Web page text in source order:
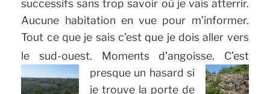
successifs sans trop savoir où je vais atterrir.
Aucune habitation en vue pour m’informer.
Tout ce que je sais c’est que je dois aller vers
le sud-ouest. Moments d’angoisse. C’est
presque un hasard si
je trouve la porte de